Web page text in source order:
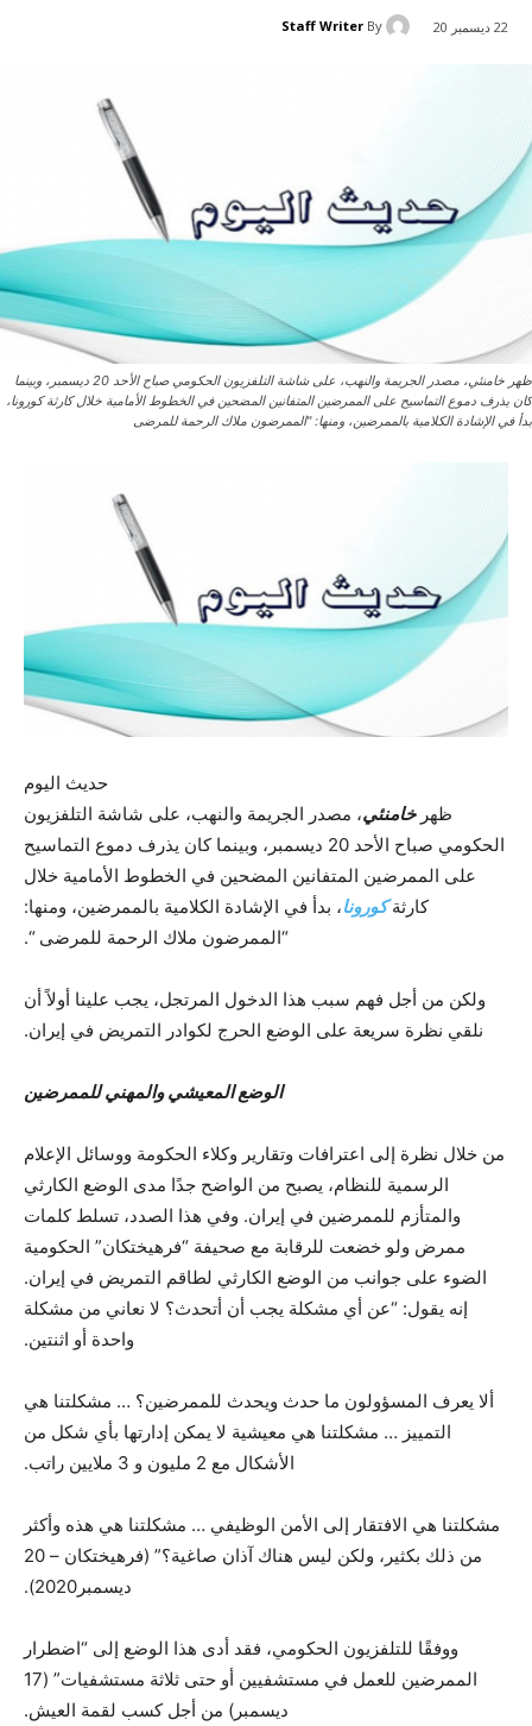
22 ديسمبر 20 By
Staff Writer
ظهر خامنئي، مصدر الجريمة والنهب، على شاشة التلفزيون الحكومي صباح الأحد 20 ديسمبر، وبينما
كان يذرف دموع التماسيح على الممرضين المتفانين المضحين في الخطوط الأمامية خلال كارثة كورونا،
بدأ في الإشادة الكلامية بالممرضين، ومنها: "الممرضون ملاك الرحمة للمرضى
حدیث الیوم
ظهرخامنئي، مصدر الجريمة والنهب، على شاشة التلفزيون
الحكومي صباح الأحد 20 ديسمبر، وبينما كان يذرف دموع التماسيح
على الممرضين المتفانين المضحين في الخطوط الأمامية خلال
كارثةكورونا، بدأ في الإشادة الكلامية بالممرضين، ومنها:
“الممرضون ملاك الرحمة للمرضى “.
ولكن من أجل فهم سبب هذا الدخول المرتجل، يجب علينا أولاً أن
نلقي نظرة سريعة على الوضع الحرج لكوادر التمريض في إيران.
الوضع المعيشي والمهني للممرضين
من خلال نظرة إلى اعترافات وتقارير وكلاء الحكومة ووسائل الإعلام
الرسمية للنظام، يصبح من الواضح جدًا مدى الوضع الكارثي
والمتأزم للممرضين في إيران. وفي هذا الصدد، تسلط كلمات
ممرض ولو خضعت للرقابة مع صحيفة “فرهيختكان” الحكومية
الضوء على جوانب من الوضع الكارثي لطاقم التمريض في إيران.
إنه يقول: “عن أي مشكلة يجب أن أتحدث؟ لا نعاني من مشكلة
واحدة أو اثنتين.
ألا يعرف المسؤولون ما حدث ويحدث للممرضين؟ … مشكلتنا هي
التمييز … مشكلتنا هي معيشية لا يمكن إدارتها بأي شكل من
الأشكال مع 2 مليون و 3 ملايين راتب.
مشكلتنا هي الافتقار إلى الأمن الوظيفي … مشكلتنا هي هذه وأكثر
من ذلك بكثير، ولكن ليس هناك آذان صاغية؟” (فرهيختكان – 20
ديسمبر2020).
ووفقًا للتلفزيون الحكومي، فقد أدى هذا الوضع إلى “اضطرار
الممرضين للعمل في مستشفيين أو حتى ثلاثة مستشفيات” (17
ديسمبر) من أجل كسب لقمة العيش.